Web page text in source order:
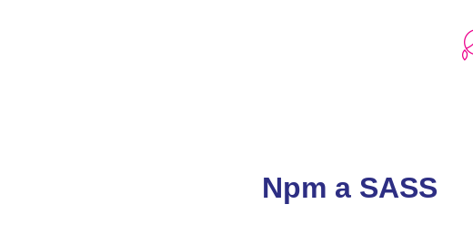
Npm a SASS